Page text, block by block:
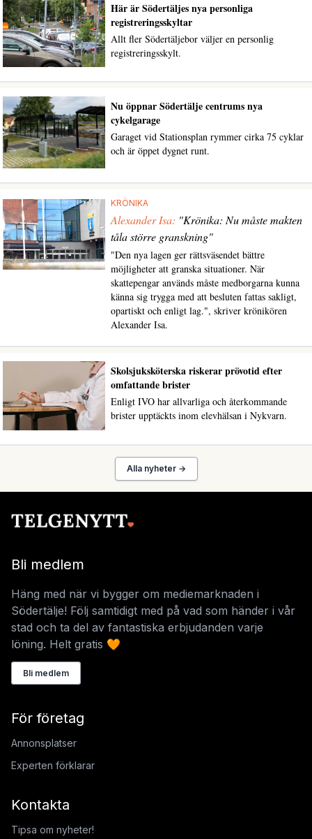
Här är Södertäljes nya personliga
registreringsskyltar
Allt fler Södertäljebor väljer en personlig
registreringsskylt.
Nu öppnar Södertälje centrums nya
cykelgarage
Garaget vid Stationsplan rymmer cirka 75 cyklar
och är öppet dygnet runt.
KRÖNIKA
Alexander Isa: "Krönika: Nu måste makten
tåla större granskning"
"Den nya lagen ger rättsväsendet bättre
möjligheter att granska situationer. När
skattepengar används måste medborgarna kunna
känna sig trygga med att besluten fattas sakligt,
opartiskt och enligt lag.", skriver krönikören
Alexander Isa.
Skolsjuksköterska riskerar prövotid efter
omfattande brister
Enligt IVO har allvarliga och återkommande
brister upptäckts inom elevhälsan i Nykvarn.
Alla nyheter →
Bli medlem
Häng med när vi bygger om mediemarknaden i
Södertälje! Följ samtidigt med på vad som händer i vår
stad och ta del av fantastiska erbjudanden varje
löning. Helt gratis 🧡
Bli medlem
För företag
Annonsplatser
Experten förklarar
Kontakta
Tipsa om nyheter!